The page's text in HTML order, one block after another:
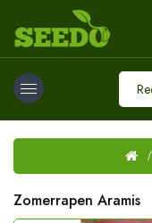
Zomerrapen Aramis